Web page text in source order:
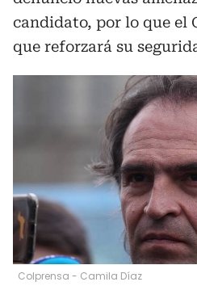
candidato, por lo que el
que reforzará su
Colprensa - Camila Díaz